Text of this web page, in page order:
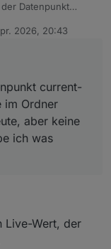
Datenpunkt
Solar lief heute,
2026, 20:43
current-
im Ordner
aber keine
ich was
Live-Wert, der